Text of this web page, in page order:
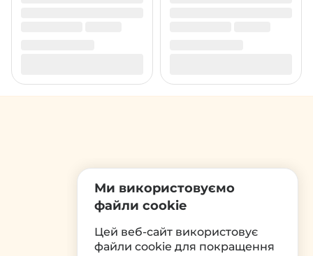
Ми використовуємо
файли cookie
Цей веб-сайт використовує
файли cookie для покращення